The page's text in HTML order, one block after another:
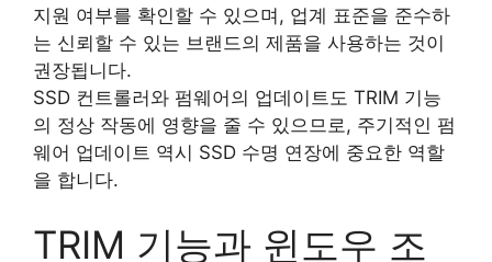
지원 여부를 확인할 수 있으며, 업계 표준을 준수하
는 신뢰할 수 있는 브랜드의 제품을 사용하는 것이
권장됩니다.
SSD 컨트롤러와 펌웨어의 업데이트도 TRIM 기능
의 정상 작동에 영향을 줄 수 있으므로, 주기적인 펌
웨어 업데이트 역시 SSD 수명 연장에 중요한 역할
을 합니다.
TRIM 기능과 윈도우 조